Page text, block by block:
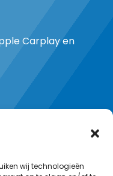
wij technologieën
Carplay en